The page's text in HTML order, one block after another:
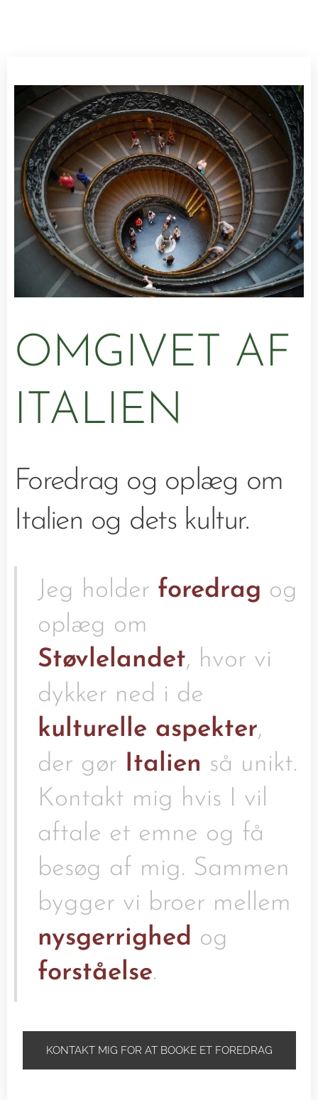
OMGIVET AF
ITALIEN
Foredrag og oplæg om
Italien og dets kultur.
Jeg holder foredrag og
oplæg om
Støvlelandet, hvor vi
dykker ned i de
kulturelle aspekter,
der gør Italien så unikt.
Kontakt mig hvis I vil
aftale et emne og få
besøg af mig. Sammen
bygger vi broer mellem
nysgerrighed og
forståelse.
KONTAKT MIG FOR AT BOOKE ET FOREDRAG